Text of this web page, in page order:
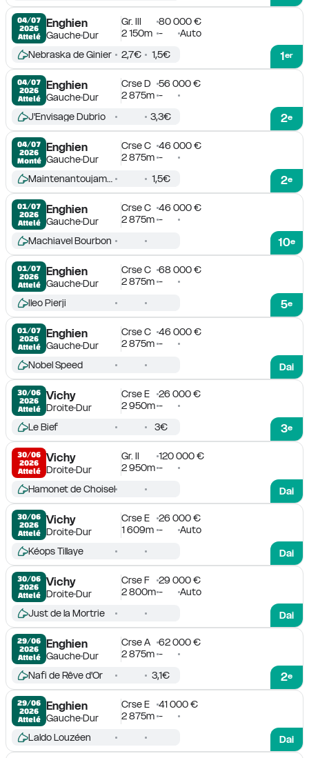
04/07
2026
Attelé
Enghien
GaucheDur
Gr. III
80 000 €
2 150m - Auto
1er
Nebraska de Ginier 2,7€ 1,5€
04/07
2026
Attelé
Enghien
GaucheDur
Crse D
56 000 €
2 875m -
2e
J'Envisage Dubrio 3,3€
04/07
2026
Monté
Enghien
GaucheDur
Crse C
46 000 €
2 875m -
2e
Maintenantoujamais 1,5€
01/07
2026
Attelé
Enghien
GaucheDur
Crse C
46 000 €
2 875m -
10e
Machiavel Bourbon
01/07
2026
Attelé
Enghien
GaucheDur
Crse C
68 000 €
2 875m -
5e
Ileo Pierji
01/07
2026
Attelé
Enghien
GaucheDur
Crse C
46 000 €
2 875m -
Dai
Nobel Speed
30/06
2026
Attelé
Vichy
DroiteDur
Crse E
26 000 €
2 950m -
3e
Le Bief 3€
30/06
2026
Attelé
Vichy
DroiteDur
Gr. II
120 000 €
2 950m -
Dai
Hamonet de Choisel
30/06
2026
Attelé
Vichy
DroiteDur
Crse E
26 000 €
1 609m -
Auto
Dai
Kéops Tillaye
30/06
2026
Attelé
Vichy
DroiteDur
Crse F
29 000 €
2 800m -
Auto
Dai
Just de la Mortrie
29/06
2026
Attelé
Enghien
GaucheDur
Crse A
62 000 €
2 875m -
2e
Nafi de Rêve d'Or 3,1€
29/06
2026
Attelé
Enghien
GaucheDur
Crse E
41 000 €
2 875m -
Dai
Laldo Louzéen